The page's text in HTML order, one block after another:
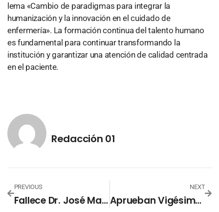
lema «Cambio de paradigmas para integrar la
humanización y la innovación en el cuidado de
enfermería». La formación continua del talento humano
es fundamental para continuar transformando la
institución y garantizar una atención de calidad centrada
en el paciente.
Redacción 01
PREVIOUS
Fallece Dr. José Mauricio Loucel, Fundador De La Universidad Tecnológica De El Salvador
NEXT
Aprueban Vigésimo Sexta Prórroga Del Régimen De Excepción